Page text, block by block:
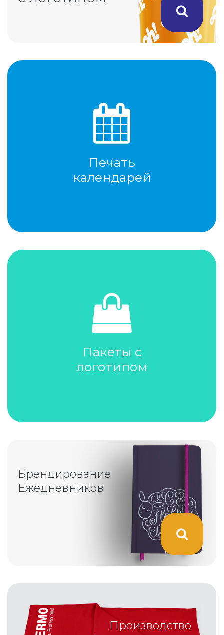
Печать
календарей
Пакеты с
логотипом
Брендирование
Ежедневников
Производство